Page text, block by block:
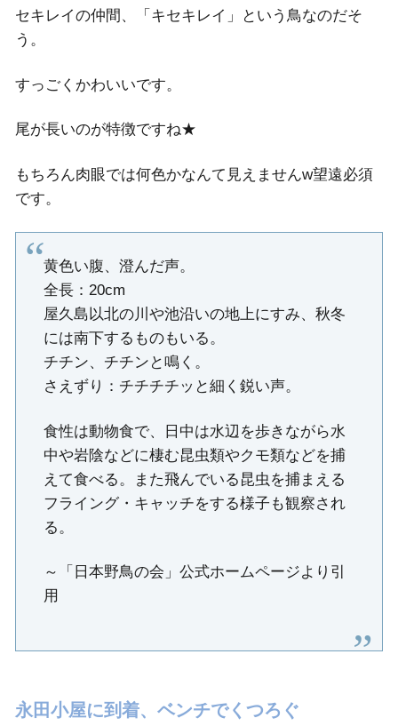
セキレイの仲間、「キセキレイ」という鳥なのだそ
う。
すっごくかわいいです。
尾が長いのが特徴ですね★
もちろん肉眼では何色かなんて見えませんw望遠必須
です。
黄色い腹、澄んだ声。
全長：20cm
屋久島以北の川や池沿いの地上にすみ、秋冬
には南下するものもいる。
チチン、チチンと鳴く。
さえずり：チチチチッと細く鋭い声。
食性は動物食で、日中は水辺を歩きながら水
中や岩陰などに棲む昆虫類やクモ類などを捕
えて食べる。また飛んでいる昆虫を捕まえる
フライング・キャッチをする様子も観察され
る。
～「日本野鳥の会」公式ホームページより引
用
永田小屋に到着、ベンチでくつろぐ